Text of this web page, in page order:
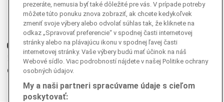
Facebook
Instagram
Ganjing
Youtube
Twitter
Telegram
RSS
prezeráte, nemusia byť také dôležité pre vás. V prípade potreby
môžete túto ponuku znova zobraziť, ak chcete kedykoľvek
zmeniť svoje výbery alebo odvolať súhlas tak, že kliknete na
odkaz „Spravovať preferencie“ v spodnej časti internetovej
stránky alebo na plávajúcu ikonu v spodnej ľavej časti
internetovej stránky. Vaše výbery budú mať účinok na náš
Webové sídlo. Viac podrobností nájdete v našej Politike ochrany
osobných údajov.
My a naši partneri spracúvame údaje s cieľom
poskytovať: